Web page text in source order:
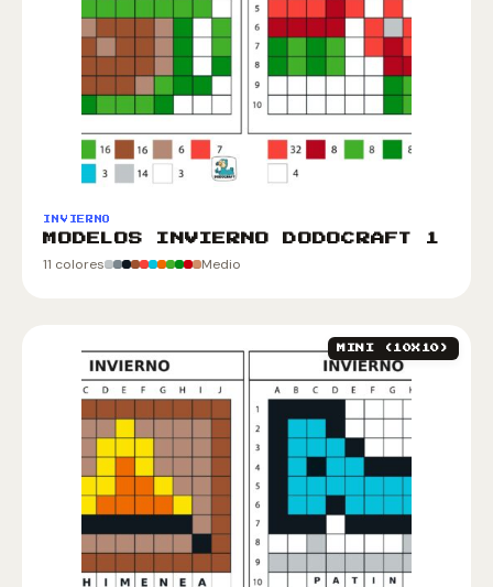
INVIERNO
MODELOS INVIERNO DODOCRAFT 1
11 colores Medio
MINI (10X10)